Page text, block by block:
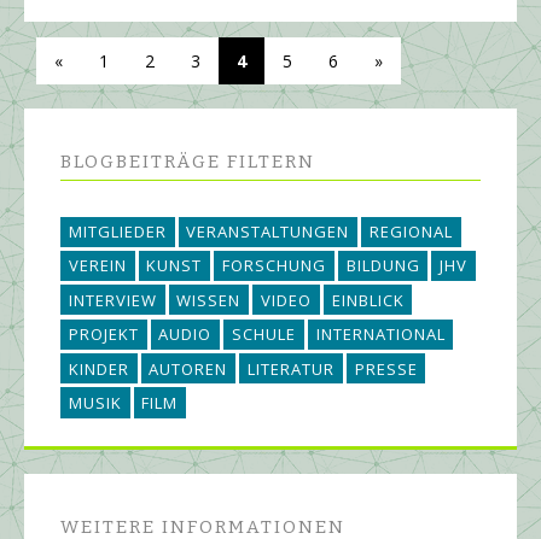
« 1 2 3 4 5 6 »
BLOGBEITRÄGE FILTERN
MITGLIEDER VERANSTALTUNGEN
REGIONAL
VEREIN
KUNST FORSCHUNG BILDUNG
JHV
INTERVIEW
WISSEN VIDEO
EINBLICK
PROJEKT
AUDIO SCHULE
INTERNATIONAL
KINDER
AUTOREN LITERATUR
PRESSE
MUSIK
FILM
WEITERE INFORMATIONEN